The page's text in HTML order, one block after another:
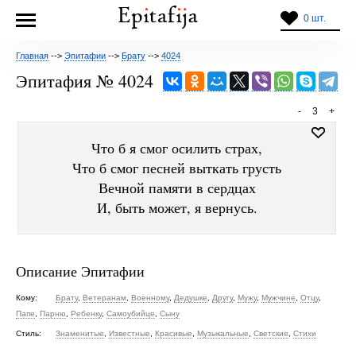
0 шт.
Главная --> Эпитафии --> Брату --> 4024
Эпитафия № 4024
+
3
-
Что б я смог осилить страх,
Что б смог песней выткать грусть
Вечной памяти в сердцах
И, быть может, я вернусь.
Описание Эпитафии
Кому: Брату, Ветеранам Военному, Дедушке Другу, Мужу, Мужчине Отцу,
Папе
Парню Ребенку, Самоубийце Сыну
Стиль: Знаменитые Известные Красивые Музыкальные Светские Стихи